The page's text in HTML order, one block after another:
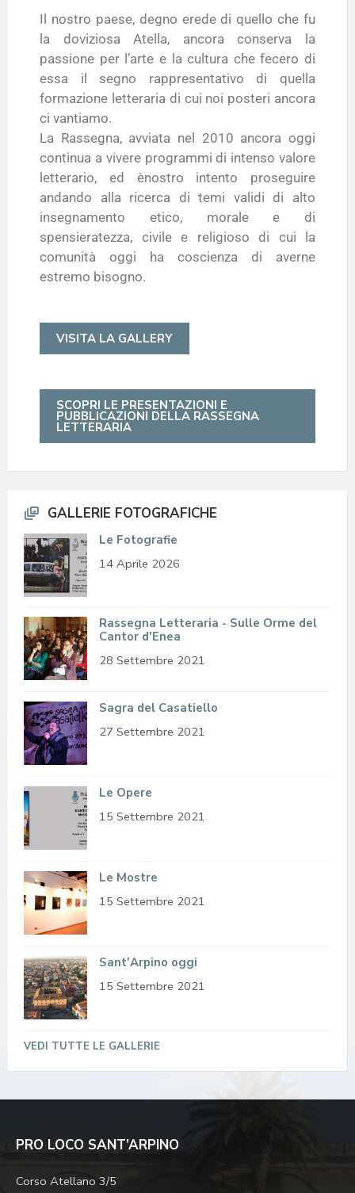
Il nostro paese, degno erede di quello che fu
la doviziosa Atella, ancora conserva la
passione per l’arte e la cultura che fecero di
essa il segno rappresentativo di quella
formazione letteraria di cui noi posteri ancora
ci vantiamo.
La Rassegna, avviata nel 2010 ancora oggi
continua a vivere programmi di intenso valore
letterario, ed ènostro intento proseguire
andando alla ricerca di temi validi di alto
insegnamento etico, morale e di
spensieratezza, civile e religioso di cui la
comunità oggi ha coscienza di averne
estremo bisogno.
VISITA LA GALLERY
SCOPRI LE PRESENTAZIONI E
PUBBLICAZIONI DELLA RASSEGNA
LETTERARIA
GALLERIE FOTOGRAFICHE
Le Fotografie
14 Aprile 2026
Rassegna Letteraria - Sulle Orme del
Cantor d'Enea
28 Settembre 2021
Sagra del Casatiello
27 Settembre 2021
Le Opere
15 Settembre 2021
Le Mostre
15 Settembre 2021
Sant'Arpino oggi
15 Settembre 2021
VEDI TUTTE LE GALLERIE
PRO LOCO SANT’ARPINO
Corso Atellano 3/5